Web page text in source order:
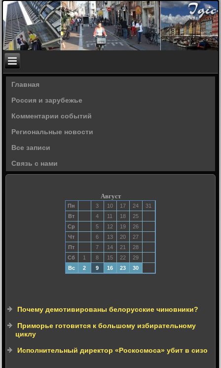
Главная
Россия и зарубежье
Комментарии событий
Региональные новости
Все записи
Связь с нами
Август
Пн 3 10 17 24
31
Вт
4 11 18
25
Ср
5 12 19
26
Чт
6 13 20
27
Пт
7 14 21
28
Сб
1 8 15 22
29
Вс
2 9 16 23 30
Почему демотивированы белорусские чиновники?
Приморье готовится к большому избирательному
циклу
Исполнительный директор «Роскосмоса» убит в сизо